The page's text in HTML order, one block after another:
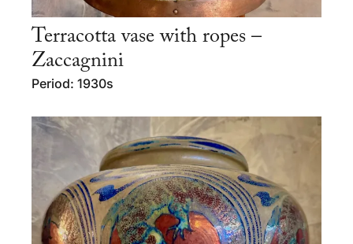
Terracotta vase with ropes –
Zaccagnini
Period: 1930s